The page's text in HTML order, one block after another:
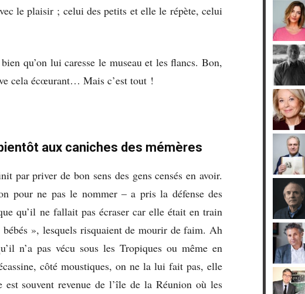
le plaisir ; celui des petits et elle le répète, celui
qu’on lui caresse le museau et les flancs. Bon,
cela écœurant… Mais c’est tout !
aux caniches des mémères
par priver de bon sens des gens censés en avoir.
pour ne pas le nommer – a pris la défense des
qu’il ne fallait pas écraser car elle était en train
», lesquels risquaient de mourir de faim. Ah
n’a pas vécu sous les Tropiques ou même en
côté moustiques, on ne la lui fait pas, elle
souvent revenue de l’île de la Réunion où les